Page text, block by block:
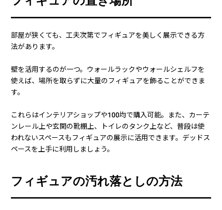
ダンボールパーティション
部屋が狭くても、工夫次第でフィギュアを美しく展示できる方